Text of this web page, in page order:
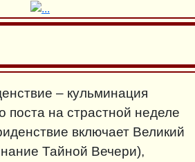
– кульминация
поста на страстной неделе
включает Великий
Тайной Вечери),